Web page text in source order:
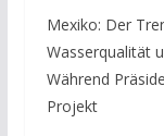
Mexiko: Der
Wasserqualität
Während
Projekt